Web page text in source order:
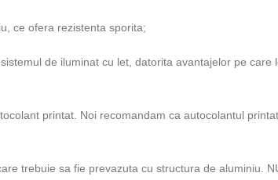
ce ofera rezistenta sporita;
de iluminat cu let, datorita avantajelor pe care
printat. Noi recomandam ca autocolantul
trebuie sa fie prevazuta cu structura de aluminiu.